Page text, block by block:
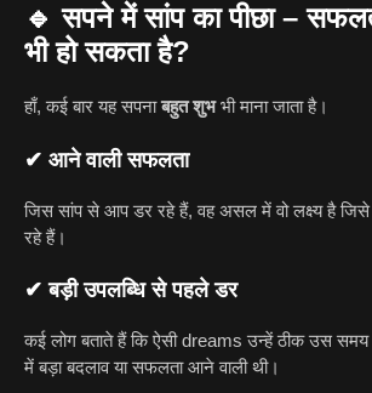
🔹सपने में सांप का पीछा –
भी हो सकता है?
हाँ, कई बार यह सपनाबहुत शुभभी माना जाता है।
✔ आने वाली सफलता
जिस सांप से आप डर रहे हैं, वह असल में वो लक्ष्य है जिसे
रहे हैं।
✔ बड़ी उपलब्धि से पहले डर
कई लोग बताते हैं कि ऐसी dreams उन्हें ठीक उस
में बड़ा बदलाव या सफलता आने वाली थी।